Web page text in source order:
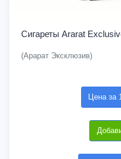
Сигареты Ararat
(Арарат Эксклюзив)
Цена за